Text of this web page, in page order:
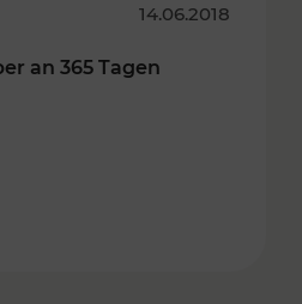
14.06.2018
an 365 Tagen